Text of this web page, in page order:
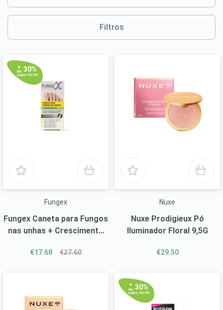
Filtros
+
de 30%
sobre P.V.P.R
Fungex
Fungex Caneta para Fungos
nas unhas + Crescimento
€17.68 €27.60
Nuxe
Nuxe Prodigieux Pó
Iluminador Floral 9,5G
€29.50
+
de 30%
sobre P.V.P.R